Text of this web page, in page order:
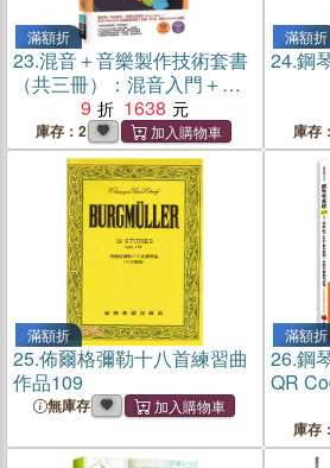
滿額折
23.混音＋音樂製作技術套書
（共三冊）：混音入門＋
PRO混音法＋音樂製作全書
9 1638
庫存：2
滿額折
24.鋼
庫存
滿額折
25.佈爾格彌勒十八首練習曲
作品109
無庫存
滿額折
26.鋼
QR
齡都
教學
譜記
庫存